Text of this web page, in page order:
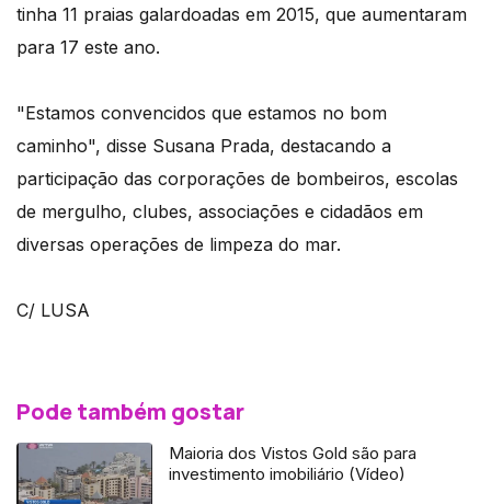
tinha 11 praias galardoadas em 2015, que aumentaram
para 17 este ano.
"Estamos convencidos que estamos no bom
caminho", disse Susana Prada, destacando a
participação das corporações de bombeiros, escolas
de mergulho, clubes, associações e cidadãos em
diversas operações de limpeza do mar.
C/ LUSA
Pode também gostar
Maioria dos Vistos Gold são para
investimento imobiliário (Vídeo)